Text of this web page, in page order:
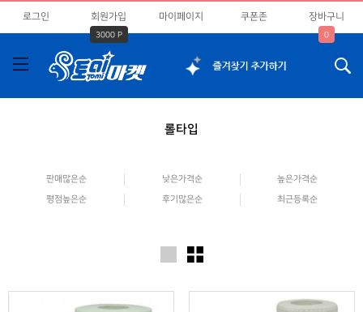
로그인 회원가입
3000 P
마이페이지 쿠폰존 장바구니
0
롤타입
판매많은순 낮은가격순 높은가격순
평점높은순 후기많은순 최근등록순